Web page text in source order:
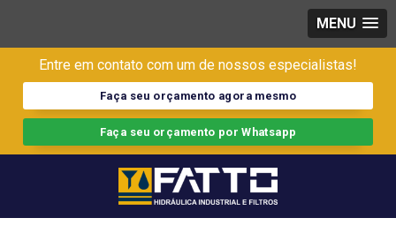
MENU
Entre em contato com um de nossos especialistas!
Faça seu orçamento agora mesmo
Faça seu orçamento por Whatsapp